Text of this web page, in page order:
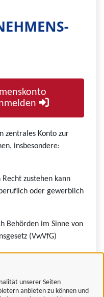
unserer Seiten
anbieten zu können und
zentrales Konto zur
insbesondere:
zustehen kann
oder gewerblich
Behörden im Sinne von
(VwVfG)